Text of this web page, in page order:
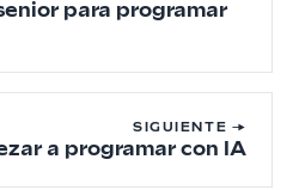
para programar
SIGUIENTE →
a programar con IA